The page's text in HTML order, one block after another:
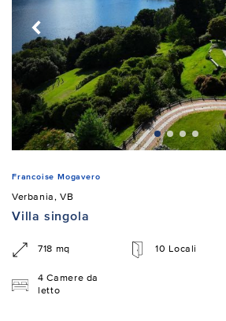
Francoise Mogavero
Verbania, VB
Villa singola
718 mq 10 Locali
4 Camere da
letto